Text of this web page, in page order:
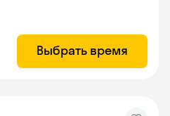
Выбрать время